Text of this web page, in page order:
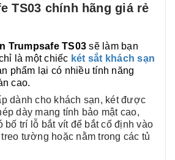
TS03 chính hãng giá rẻ
Trumpsafe TS03sẽ làm bạn
là một chiếc két sắt khách sạn
phẩm lại có nhiều tính năng
cao.
dành cho khách sạn, két được
dày mang tính bảo mật cao,
bố trí lỗ bắt vít để bắt cố định vào
tường hoặc nằm trong các tủ